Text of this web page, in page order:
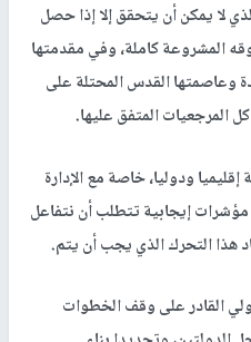
لا يمكن أن يتحقق إلا إذا حصل
المشروعة كاملة، وفي مقدمتها
وعاصمتها القدس المحتلة على
ودوليا، خاصة مع الإدارة
مؤشرات إيجابية تتطلب أن نتفاعل
هذا التحرك الذي يجب أن يتم.
القادر على وقف الخطوات